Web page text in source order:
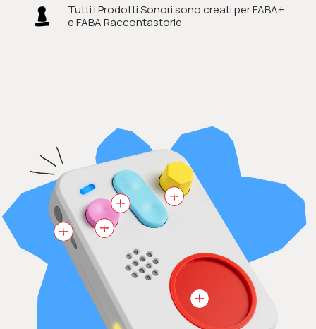
Tutti i Prodotti Sonori sono creati per FABA+
e FABA Raccontastorie